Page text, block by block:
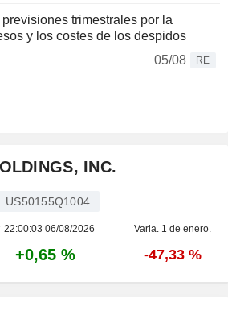
trimestrales por la
y los costes de los despidos
05/08
RE
INC.
US50155Q1004
22:00:03 06/08/2026 Varia. 1 de enero.
+0,65 % -47,33 %